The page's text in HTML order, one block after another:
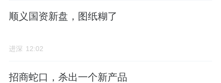
顺义国资新盘，图纸糊了
进深 12:02
招商蛇口，杀出一个新产品